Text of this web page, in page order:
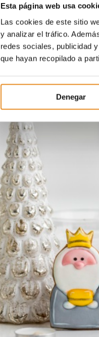
Esta página web usa
Las cookies de este sitio
y analizar el tráfico.
redes sociales, publicidad
que hayan recopilado a
Denegar